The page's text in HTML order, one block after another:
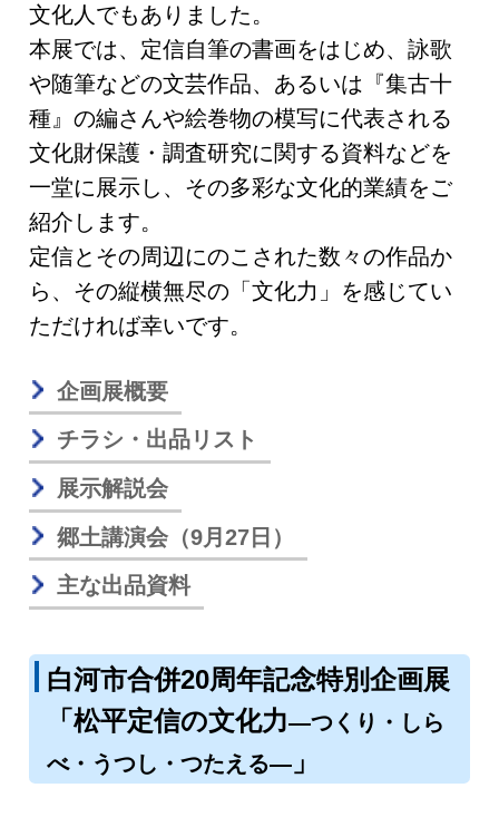
文化人でもありました。
本展では、定信自筆の書画をはじめ、詠歌
や随筆などの文芸作品、あるいは『集古十
種』の編さんや絵巻物の模写に代表される
文化財保護・調査研究に関する資料などを
一堂に展示し、その多彩な文化的業績をご
紹介します。
定信とその周辺にのこされた数々の作品か
ら、その縦横無尽の「文化力」を感じてい
ただければ幸いです。
企画展概要
チラシ・出品リスト
展示解説会
郷土講演会（9月27日）
主な出品資料
白河市合併20周年記念特別企画展
「松平定信の文化力—つくり・しら
べ・うつし・つたえる—」